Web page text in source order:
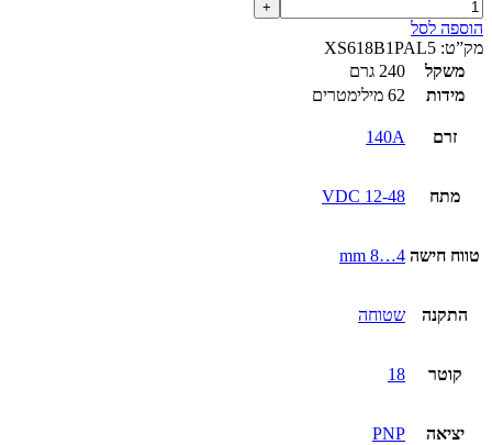
הוספה לסל
מק”ט: XS618B1PAL5
משקל
240 גרם
מידות
62 מילימטרים
זרם 140A
מתח 12-48 VDC
טווח חישה 4…8 mm
התקנה שטוחה
קוטר 18
יציאה PNP